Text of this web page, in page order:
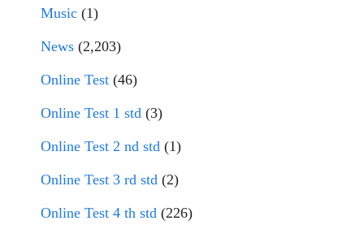
Music (1)
News (2,203)
Online Test (46)
Online Test 1 std (3)
Online Test 2 nd std (1)
Online Test 3 rd std (2)
Online Test 4 th std (226)